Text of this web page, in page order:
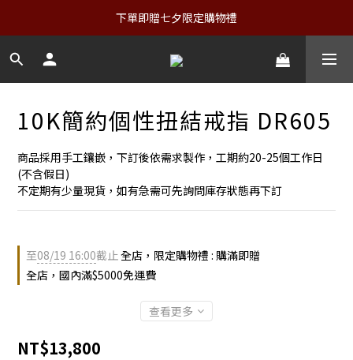
下單即贈七夕限定購物禮
10K簡約個性扭結戒指 DR605
商品採用手工鑲嵌，下訂後依需求製作，工期約20-25個工作日
(不含假日)
不定期有少量現貨，如有急需可先詢問庫存狀態再下訂
至08/19 16:00截止全店，限定購物禮 : 購滿即贈
全店，國內滿$5000免運費
查看更多
NT$13,800